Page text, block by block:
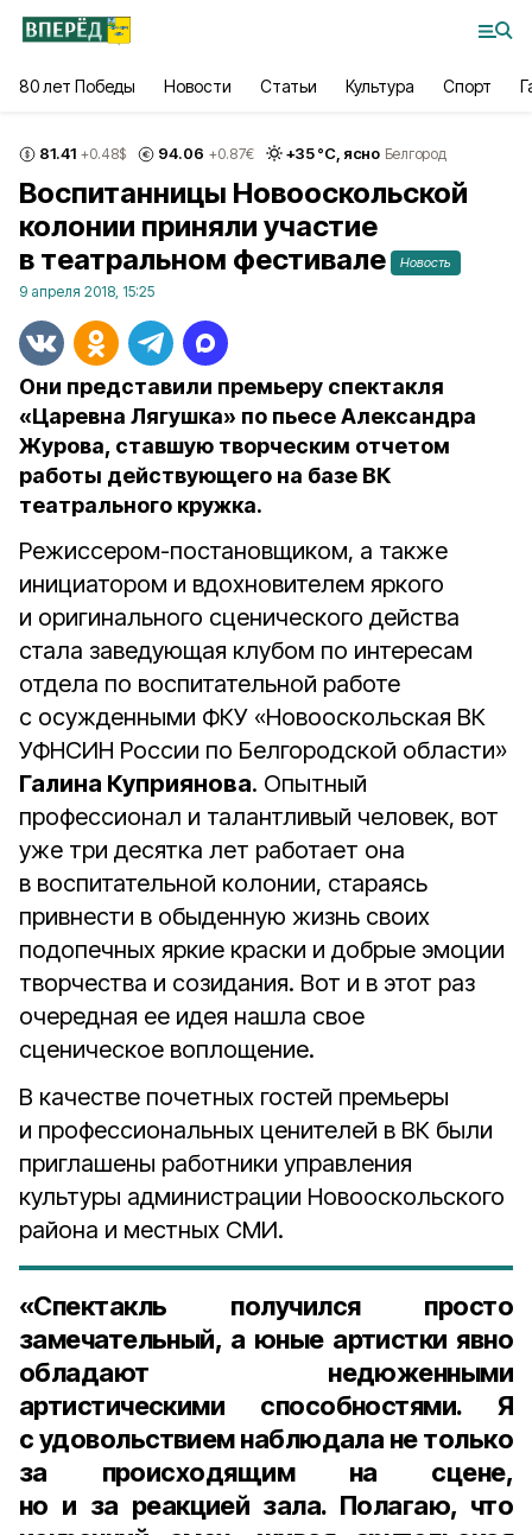
80 лет Победы Новости Статьи Культура Спорт
81.41 +0.48$ 94.06 +0.87€ +35°С, ясно Белгород
Воспитанницы Новооскольской
колонии приняли участие
в театральном фестивале
Новость
9 апреля 2018, 15:25
Они представили премьеру спектакля
«Царевна Лягушка» по пьесе Александра
Журова, ставшую творческим отчетом
работы действующего на базе ВК
театрального кружка.
Режиссером-постановщиком, а также
инициатором и вдохновителем яркого
и оригинального сценического действа
стала заведующая клубом по интересам
отдела по воспитательной работе
с осужденными ФКУ «Новооскольская ВК
УФНСИН России по Белгородской области»
Галина Куприянова. Опытный
профессионал и талантливый человек, вот
уже три десятка лет работает она
в воспитательной колонии, стараясь
привнести в обыденную жизнь своих
подопечных яркие краски и добрые эмоции
творчества и созидания. Вот и в этот раз
очередная ее идея нашла свое
сценическое воплощение.
В качестве почетных гостей премьеры
и профессиональных ценителей в ВК были
приглашены работники управления
культуры администрации Новооскольского
района и местных СМИ.
«Спектакль получился просто
замечательный, а юные артистки явно
обладают недюженными
артистическими способностями. Я
с удовольствием наблюдала не только
за происходящим на сцене,
но и за реакцией зала. Полагаю, что